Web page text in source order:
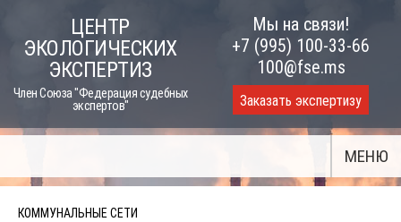
content
ЦЕНТР
ЭКОЛОГИЧЕСКИХ
ЭКСПЕРТИЗ
Член Союза "Федерация судебных
экспертов"
Мы на связи!
+7 (995) 100-33-66
100@fse.ms
Заказать экспертизу
МЕНЮ
КОММУНАЛЬНЫЕ СЕТИ